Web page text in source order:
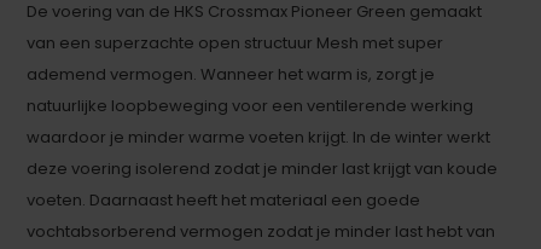
De voering van de HKS Crossmax Pioneer Green gemaakt
van een superzachte open structuur Mesh met super
ademend vermogen. Wanneer het warm is, zorgt je
natuurlijke loopbeweging voor een ventilerende werking
waardoor je minder warme voeten krijgt. In de winter werkt
deze voering isolerend zodat je minder last krijgt van koude
voeten. Daarnaast heeft het materiaal een goede
vochtabsorberend vermogen zodat je minder last hebt van